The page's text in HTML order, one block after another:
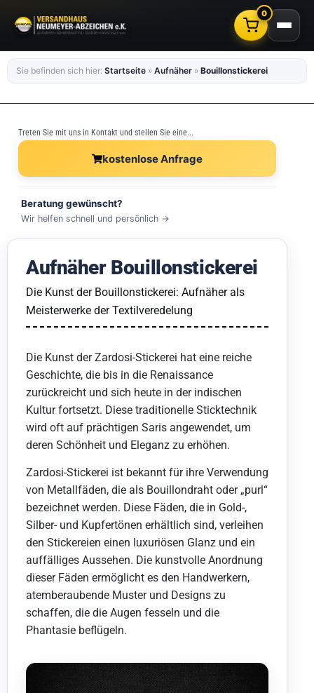
0
Sie befinden sich hier: Startseite » Aufnäher » Bouillonstickerei
Treten Sie mit uns in Kontakt und stellen Sie eine...
kostenlose Anfrage
Beratung gewünscht?
Wir helfen schnell und persönlich →
Aufnäher Bouillonstickerei
Die Kunst der Bouillonstickerei: Aufnäher als
Meisterwerke der Textilveredelung
Die Kunst der Zardosi-Stickerei hat eine reiche
Geschichte, die bis in die Renaissance
zurückreicht und sich heute in der indischen
Kultur fortsetzt. Diese traditionelle Sticktechnik
wird oft auf prächtigen Saris angewendet, um
deren Schönheit und Eleganz zu erhöhen.
Zardosi-Stickerei ist bekannt für ihre Verwendung
von Metallfäden, die als Bouillondraht oder „purl“
bezeichnet werden. Diese Fäden, die in Gold-,
Silber- und Kupfertönen erhältlich sind, verleihen
den Stickereien einen luxuriösen Glanz und ein
auffälliges Aussehen. Die kunstvolle Anordnung
dieser Fäden ermöglicht es den Handwerkern,
atemberaubende Muster und Designs zu
schaffen, die die Augen fesseln und die
Phantasie beflügeln.